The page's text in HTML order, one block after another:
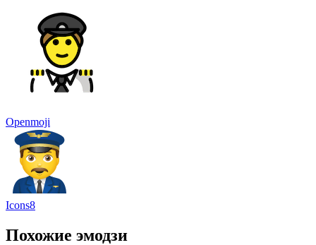
Openmoji
Icons8
Похожие эмодзи